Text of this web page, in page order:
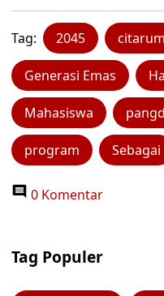
Tag: 2045 citarum
Generasi Emas
Mahasiswa
program Sebagai
0 Komentar
Tag Populer